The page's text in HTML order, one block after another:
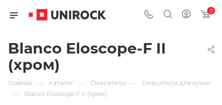
0
Blanco Eloscope-F II
(хром)
Главная — Каталог — Смесители — Смесители для кухни
— Blanco Eloscope-F II (хром)